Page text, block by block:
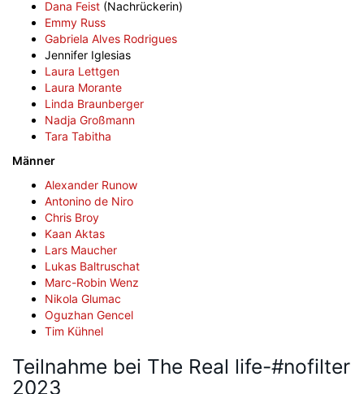
Dana Feist (Nachrückerin)
Emmy Russ
Gabriela Alves Rodrigues
Jennifer Iglesias
Laura Lettgen
Laura Morante
Linda Braunberger
Nadja Großmann
Tara Tabitha
Männer
Alexander Runow
Antonino de Niro
Chris Broy
Kaan Aktas
Lars Maucher
Lukas Baltruschat
Marc-Robin Wenz
Nikola Glumac
Oguzhan Gencel
Tim Kühnel
Teilnahme bei The Real life-#nofilter
2023